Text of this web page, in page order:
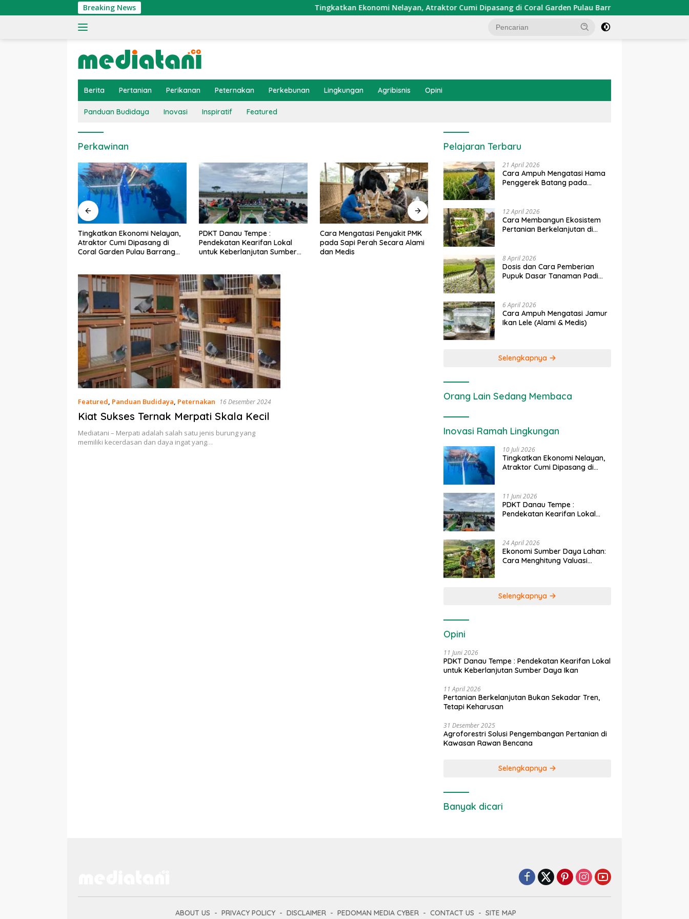
ke
Breaking News Tingkatkan Ekonomi Nelayan, Atraktor Cumi Dipasang di Coral Garden Pulau Barrang Caddi
Berita Pertanian Perikanan Peternakan Perkebunan Lingkungan Agribisnis Opini
Panduan Budidaya Inovasi Inspiratif Featured
Perkawinan
PDKT Danau Tempe :
Pendekatan Kearifan Lokal
untuk Keberlanjutan Sumber
Cara Mengatasi Penyakit PMK
pada Sapi Perah Secara Alami
dan Medis
Dosis dan Cara Pemupukan
Tanaman Padi pada Fase
Vegetatif Aktif yang Tepat
Penerapan IoT dalam
Pertanian Modern di Indonesia
Ekonomi Sumber Daya Lahan:
Featured, Panduan Budidaya, Peternakan 16 Desember 2024
Kiat Sukses Ternak Merpati Skala Kecil
Mediatani – Merpati adalah salah satu jenis burung yang
memiliki kecerdasan dan daya ingat yang…
Pelajaran Terbaru
21 April 2026
Cara Ampuh Mengatasi Hama
Penggerek Batang pada
12 April 2026
Cara Membangun Ekosistem
Pertanian Berkelanjutan di
8 April 2026
Dosis dan Cara Pemberian
Pupuk Dasar Tanaman Padi
6 April 2026
Cara Ampuh Mengatasi Jamur
Ikan Lele (Alami & Medis)
Selengkapnya
Orang Lain Sedang Membaca
Inovasi Ramah Lingkungan
10 Juli 2026
Tingkatkan Ekonomi Nelayan,
Atraktor Cumi Dipasang di
11 Juni 2026
PDKT Danau Tempe :
Pendekatan Kearifan Lokal
24 April 2026
Ekonomi Sumber Daya Lahan:
Cara Menghitung Valuasi
Selengkapnya
Opini
11 Juni 2026
PDKT Danau Tempe : Pendekatan Kearifan Lokal
untuk Keberlanjutan Sumber Daya Ikan
11 April 2026
Pertanian Berkelanjutan Bukan Sekadar Tren,
Tetapi Keharusan
31 Desember 2025
Agroforestri Solusi Pengembangan Pertanian di
Kawasan Rawan Bencana
Selengkapnya
Banyak dicari
ABOUT US PRIVACY POLICY DISCLAIMER PEDOMAN MEDIA CYBER CONTACT US SITE MAP